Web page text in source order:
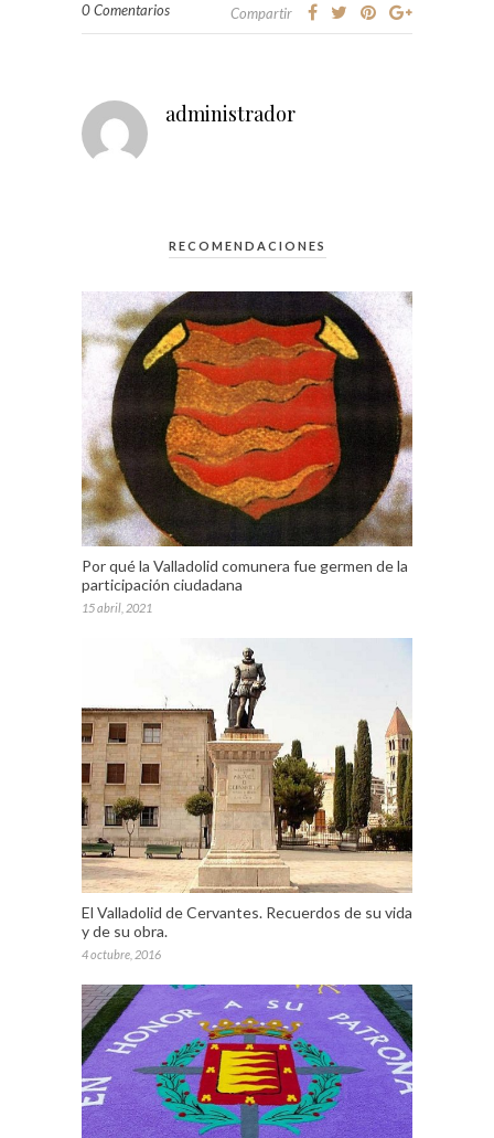
0 Comentarios Compartir
administrador
RECOMENDACIONES
Por qué la Valladolid comunera fue germen de la
participación ciudadana
15 abril, 2021
El Valladolid de Cervantes. Recuerdos de su vida
y de su obra.
4 octubre, 2016